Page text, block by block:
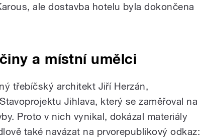
ale dostavba hotelu byla dokončena
a místní umělci
třebíčský architekt Jiří Herzán,
Jihlava, který se zaměřoval na
Proto v nich vynikal, dokázal materiály
také navázat na prvorepublikový odkaz: